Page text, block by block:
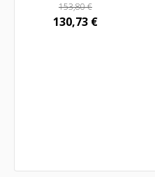
153,80€
130,73 €